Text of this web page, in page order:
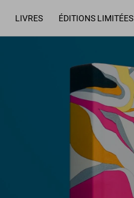
LIVRES ÉDITIONS LIMITÉES